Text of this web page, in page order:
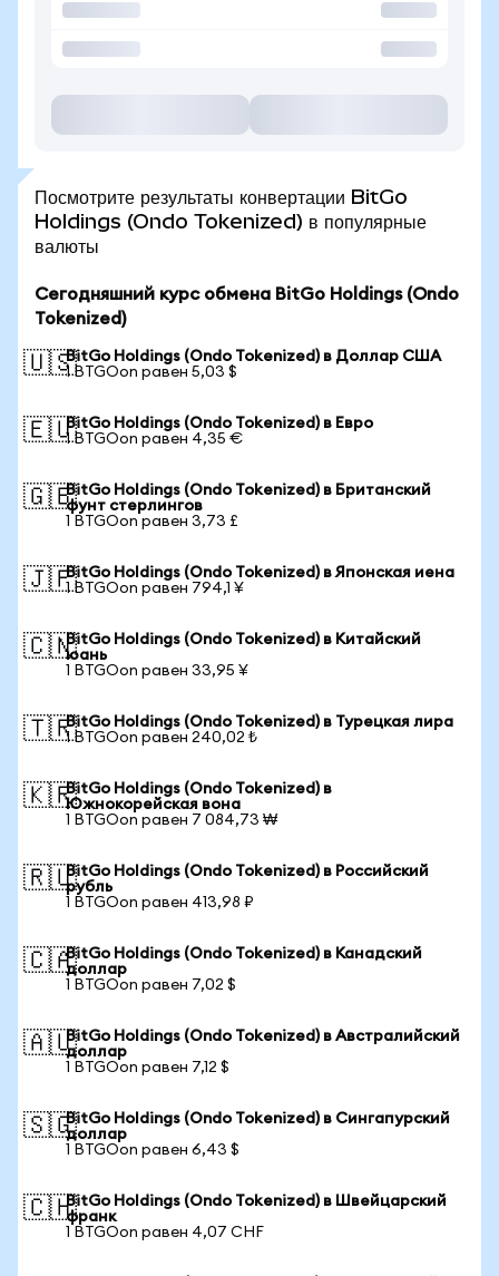
Посмотрите результаты конвертации BitGo
Holdings (Ondo Tokenized) в популярные
валюты
Сегодняшний курс обмена BitGo Holdings (Ondo
Tokenized)
🇺🇸BitGo Holdings (Ondo Tokenized) в Доллар США
1 BTGOon равен 5,03 $
🇪🇺BitGo Holdings (Ondo Tokenized) в Евро
1 BTGOon равен 4,35 €
🇬🇧BitGo Holdings (Ondo Tokenized) в Британский
фунт стерлингов
1 BTGOon равен 3,73 £
🇯🇵BitGo Holdings (Ondo Tokenized) в Японская иена
1 BTGOon равен 794,1 ¥
🇨🇳BitGo Holdings (Ondo Tokenized) в Китайский
юань
1 BTGOon равен 33,95 ¥
🇹🇷BitGo Holdings (Ondo Tokenized) в Турецкая лира
1 BTGOon равен 240,02 ₺
🇰🇷BitGo Holdings (Ondo Tokenized) в
Южнокорейская вона
1 BTGOon равен 7 084,73 ₩
🇷🇺BitGo Holdings (Ondo Tokenized) в Российский
рубль
1 BTGOon равен 413,98 ₽
🇨🇦BitGo Holdings (Ondo Tokenized) в Канадский
доллар
1 BTGOon равен 7,02 $
🇦🇺BitGo Holdings (Ondo Tokenized) в Австралийский
доллар
1 BTGOon равен 7,12 $
🇸🇬BitGo Holdings (Ondo Tokenized) в Сингапурский
доллар
1 BTGOon равен 6,43 $
🇨🇭BitGo Holdings (Ondo Tokenized) в Швейцарский
франк
1 BTGOon равен 4,07 CHF